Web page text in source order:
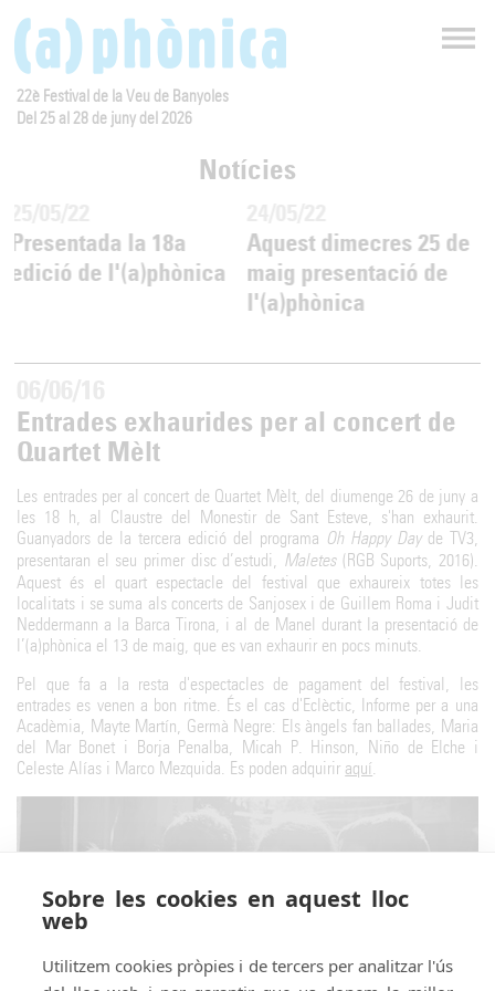
22è Festival de la Veu de Banyoles
Del 25 al 28 de juny del 2026
Notícies
Presentada la 18a
edició de l'(a)phònica
Aquest dimecres 25 de
maig presentació de
l'(a)phònica
Entrades exhaurides per al concert de
Quartet Mèlt
Les entrades per al concert de Quartet Mèlt, del diumenge 26 de juny a
les 18 h, al Claustre del Monestir de Sant Esteve, s'han exhaurit.
Guanyadors de la tercera edició del programa Oh Happy Dayde TV3,
presentaran el seu primer disc d’estudi, Maletes(RGB Suports, 2016).
Aquest és el quart espectacle del festival que exhaureix totes les
localitats i se suma als concerts de Sanjosex i de Guillem Roma i Judit
Neddermann a la Barca Tirona, i al de Manel durant la presentació de
l’(a)phònica el 13 de maig, que es van exhaurir en pocs minuts.
Pel que fa a la resta d'espectacles de pagament del festival, les
entrades es venen a bon ritme. És el cas d'Eclèctic, Informe per a una
Acadèmia, Mayte Martín, Germà Negre: Els àngels fan ballades, Maria
del Mar Bonet i Borja Penalba, Micah P. Hinson, Niño de Elche i
Celeste Alías i Marco Mezquida. Es poden adquirir aquí.
Sobre les cookies en aquest lloc
web
Utilitzem cookies pròpies i de tercers per analitzar l'ús